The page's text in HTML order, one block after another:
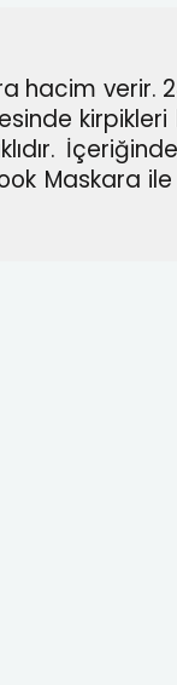
hacim verir.
kirpikleri
Maskara